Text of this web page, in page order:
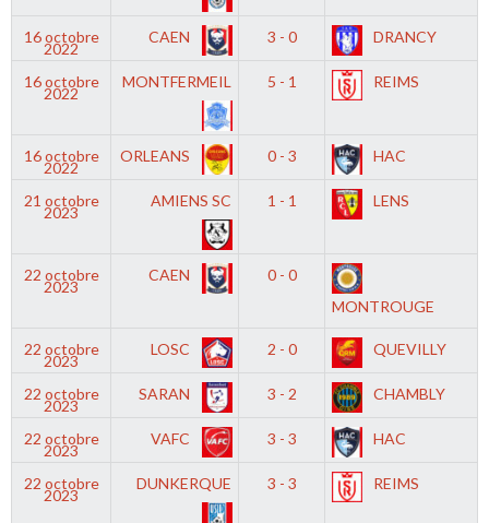
16 octobre
2022
CAEN 3 - 0 DRANCY
16 octobre
2022
MONTFERMEIL 5 - 1 REIMS
16 octobre
2022
ORLEANS 0 - 3 HAC
21 octobre
2023
AMIENS SC 1 - 1 LENS
22 octobre
2023
CAEN
0 - 0
MONTROUGE
22 octobre
2023
LOSC 2 - 0 QUEVILLY
22 octobre
2023
SARAN 3 - 2 CHAMBLY
22 octobre
2023
VAFC 3 - 3 HAC
22 octobre
2023
DUNKERQUE 3 - 3 REIMS